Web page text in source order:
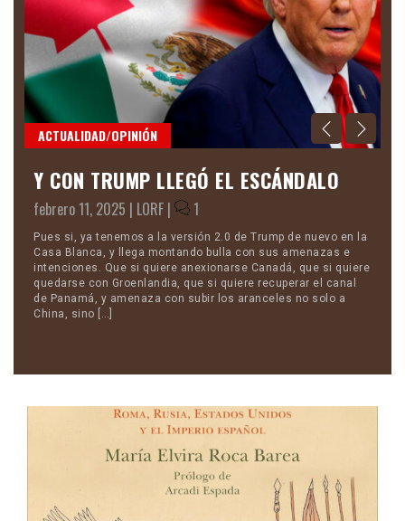
ACTUALIDAD/OPINIÓN
Y CON TRUMP LLEGÓ EL ESCÁNDALO
febrero 11, 2025 | LORF | 1
Pues si, ya tenemos a la versión 2.0 de Trump de nuevo en la
Casa Blanca, y llega montando bulla con sus amenazas e
intenciones. Que si quiere anexionarse Canadá, que si quiere
quedarse con Groenlandia, que si quiere recuperar el canal
de Panamá, y amenaza con subir los aranceles no solo a
China, sino […]